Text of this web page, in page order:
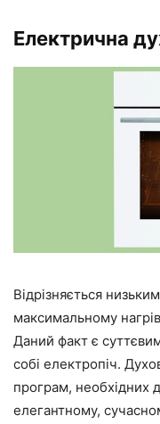
Електрична
Відрізняється
максимальному
Даний факт є
собі електропіч.
програм, необхідних
елегантному,